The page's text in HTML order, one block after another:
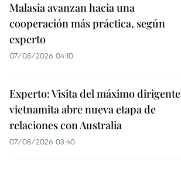
Malasia avanzan hacia una
cooperación más práctica, según
experto
07/08/2026 04:10
Experto: Visita del máximo dirigente
vietnamita abre nueva etapa de
relaciones con Australia
07/08/2026 03:40